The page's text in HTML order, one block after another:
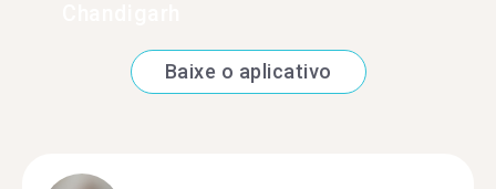
Baixe o aplicativo